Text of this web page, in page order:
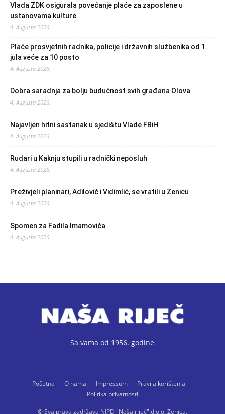
Vlada ZDK osigurala povećanje plaće za zaposlene u
ustanovama kulture
4. Augusta 2026.
Plaće prosvjetnih radnika, policije i državnih službenika od 1.
jula veće za 10 posto
4. Augusta 2026.
Dobra saradnja za bolju budućnost svih građana Olova
4. Augusta 2026.
Najavljen hitni sastanak u sjedištu Vlade FBiH
4. Augusta 2026.
Rudari u Kaknju stupili u radnički neposluh
4. Augusta 2026.
Preživjeli planinari, Adilović i Vidimlić, se vratili u Zenicu
4. Augusta 2026.
Spomen za Fadila Imamovića
4. Augusta 2026.
Sa vama od 1956. godine
Početna O nama Impressum
Pravila korištenja
Politika privatnosti
© Sva prava zadržava NIPD "Naša riječ" d.o.o. Zenica.